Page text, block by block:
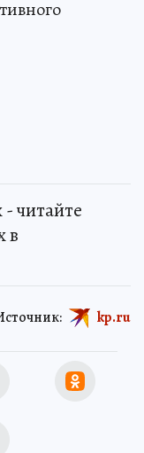
читайте
в
kp.ru